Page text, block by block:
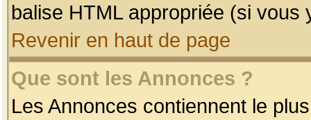
balise HTML appropriée (si vous
Revenir en haut de page
Que sont les Annonces ?
Les Annonces contiennent le